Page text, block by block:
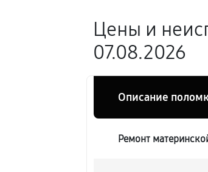
Цены и
07.08.2026
Описание
Ремонт